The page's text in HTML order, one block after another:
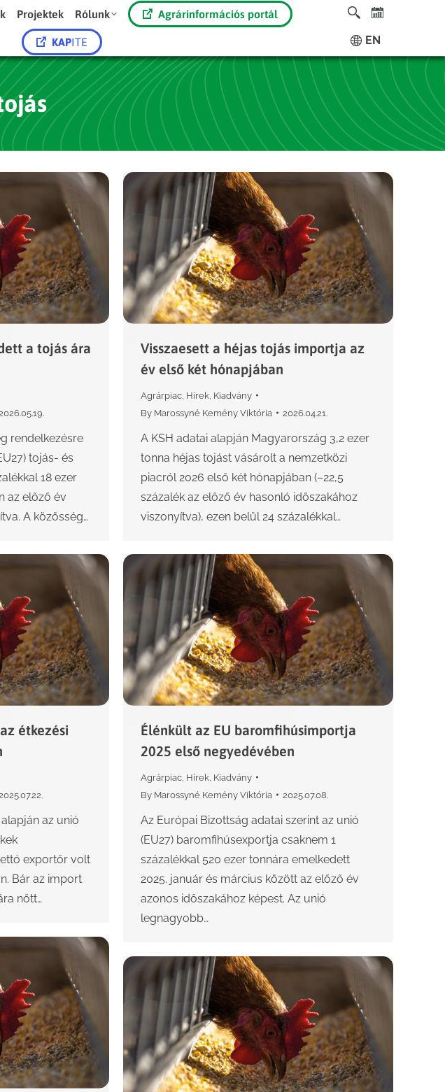
Projektek Rólunk Agrárinformációs portál
KAPITE EN
a tojás ára
2026.05.19.
rendelkezésre
tojás- és
18 ezer
az előző év
A közösség…
Visszaesett a héjas tojás importja az
év első két hónapjában
Agrárpiac Hírek Kiadvány
By Marossyné Kemény Viktória 2026.04.21.
A KSH adatai alapján Magyarország 3,2 ezer
tonna héjas tojást vásárolt a nemzetközi
piacról 2026 első két hónapjában (–22,5
százalék az előző év hasonló időszakához
viszonyítva), ezen belül 24 százalékkal…
étkezési
2025.07.22.
az unió
exportőr volt
Bár az import
nőtt…
Élénkült az EU baromfihúsimportja
2025 első negyedévében
Agrárpiac Hírek Kiadvány
By Marossyné Kemény Viktória 2025.07.08.
Az Európai Bizottság adatai szerint az unió
(EU27) baromfihúsexportja csaknem 1
százalékkal 520 ezer tonnára emelkedett
2025. január és március között az előző év
azonos időszakához képest. Az unió
legnagyobb…